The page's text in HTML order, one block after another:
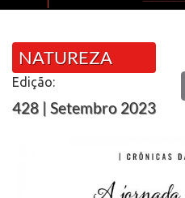
NATUREZA
Edição:
428 | Setembro 2023